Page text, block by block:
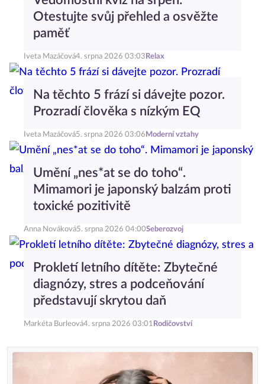
Otestujte svůj přehled a osvěžte
paměť
Iveta Mazáčová4. srpna 2026 03:03 Relax
Na těchto 5 frází si dávejte pozor.
Prozradí člověka s nízkým EQ
Iveta Mazáčová5. srpna 2026 03:06 Moderní vztahy
Umění „nes*at se do toho“.
Mimamori je japonský balzám proti
toxické pozitivitě
Anna Nováková5. srpna 2026 04:00Seberozvoj
Prokletí letního dítěte: Zbytečné
diagnózy, stres a podceňování
představují skrytou daň
Markéta Burleová4. srpna 2026 03:01 Rodičovství